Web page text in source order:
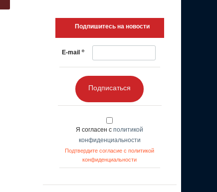
Подпишитесь на новости
E-mail *
Подписаться
Я согласен с политикой
конфиденциальности
Подтвердите согласие с политикой
конфиденциальности